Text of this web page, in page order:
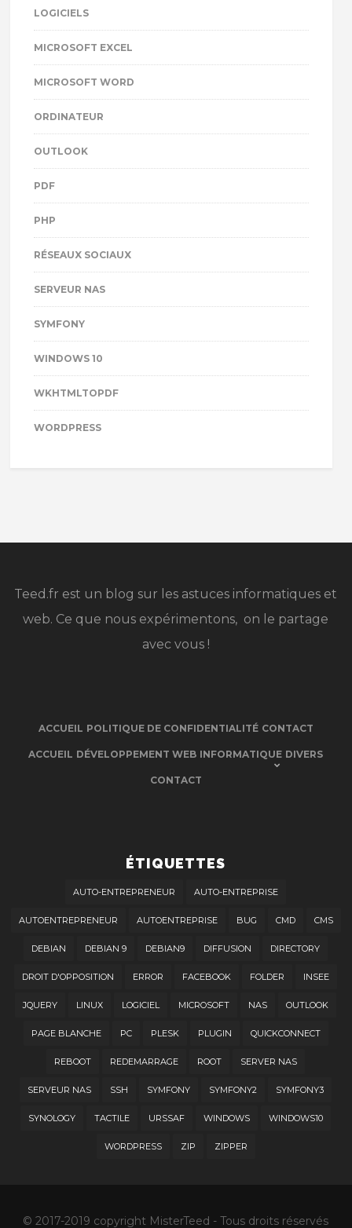
LOGICIELS
MICROSOFT EXCEL
MICROSOFT WORD
ORDINATEUR
OUTLOOK
PDF
PHP
RÉSEAUX SOCIAUX
SERVEUR NAS
SYMFONY
WINDOWS 10
WKHTMLTOPDF
WORDPRESS
Teed.fr est un blog sur les astuces informatiques et
web. Ce que nous expérimentons, on le partage
avec vous !
ACCUEIL POLITIQUE DE CONFIDENTIALITÉ CONTACT
ACCUEIL DÉVELOPPEMENT WEB INFORMATIQUE DIVERS
CONTACT
ÉTIQUETTES
AUTO-ENTREPRENEUR AUTO-ENTREPRISE
AUTOENTREPRENEUR AUTOENTREPRISE BUG CMD CMS
DEBIAN DEBIAN 9 DEBIAN9 DIFFUSION DIRECTORY
DROIT D'OPPOSITION ERROR FACEBOOK FOLDER INSEE
JQUERY LINUX LOGICIEL MICROSOFT NAS OUTLOOK
PAGE BLANCHE PC PLESK PLUGIN QUICKCONNECT
REBOOT REDEMARRAGE ROOT SERVER NAS
SERVEUR NAS SSH SYMFONY SYMFONY2 SYMFONY3
SYNOLOGY TACTILE URSSAF WINDOWS WINDOWS10
WORDPRESS ZIP ZIPPER
© 2017-2019 copyright MisterTeed - Tous droits réservés